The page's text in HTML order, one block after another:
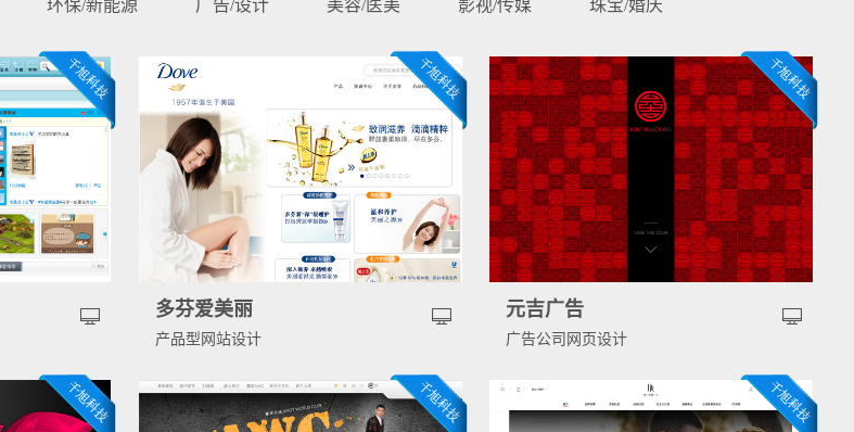
环保/新能源 广告/设计 美容/医美 影视/传媒 珠宝/婚庆
多芬爱美丽
产品型网站设计
元吉广告
广告公司网页设计